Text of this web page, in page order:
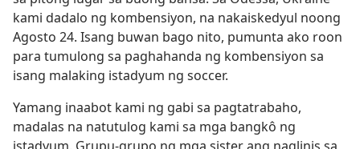
kami dadalo ng kombensiyon, na nakaiskedyul noong
Agosto 24. Isang buwan bago nito, pumunta ako roon
para tumulong sa paghahanda ng kombensiyon sa
isang malaking istadyum ng soccer.
Yamang inaabot kami ng gabi sa pagtatrabaho,
madalas na natutulog kami sa mga bangkô ng